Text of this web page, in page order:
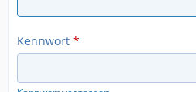
Kennwort *